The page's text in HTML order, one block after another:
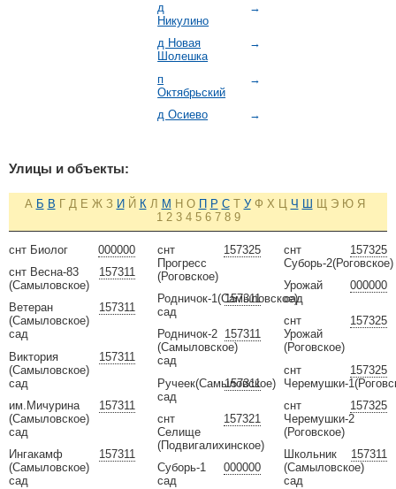
→
д
Никулино
→
д Новая
Шолешка
→
п
Октябрьский
→
д Осиево
Улицы и объекты:
А Б В Г Д Е Ж З И Й К Л М Н О П Р С Т У Ф Х Ц Ч Ш Щ Э Ю Я
1 2 3 4 5 6 7 8 9
000000
снт Биолог
157311
снт Весна-83
(Самыловское)
157311
Ветеран
(Самыловское)
сад
157311
Виктория
(Самыловское)
сад
157311
им.Мичурина
(Самыловское)
сад
157311
Ингакамф
(Самыловское)
сад
157325
снт
Прогресс
(Роговское)
157311
Родничок-1(Самыловское)
сад
157311
Родничок-2
(Самыловское)
сад
157311
Ручеек(Самыловское)
сад
157321
снт
Селище
(Подвигалихинское)
000000
Суборь-1
сад
157325
снт
Суборь-2(Роговское)
000000
Урожай
сад
157325
снт
Урожай
(Роговское)
157325
снт
Черемушки-
157325
снт
Черемушки-2
(Роговское)
157311
Школьник
(Самыловское)
сад